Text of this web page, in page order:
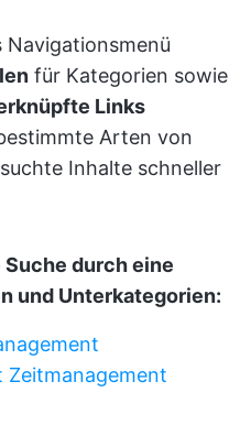
Navigationsmenü
für Kategorien sowie
Links
Arten von
Inhalte schneller
durch eine
und Unterkategorien:
Zeitmanagement